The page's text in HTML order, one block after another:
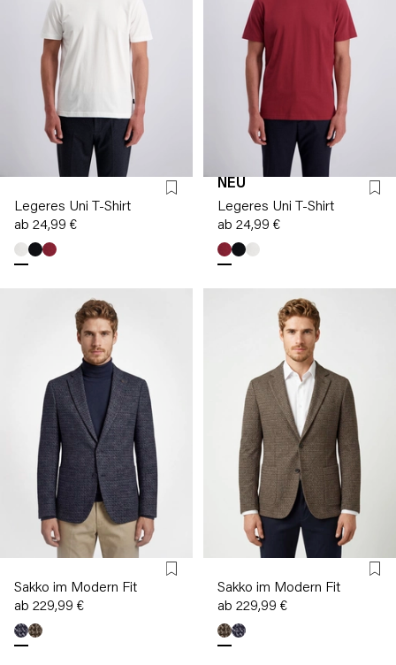
Legeres Uni T-Shirt
ab 24,99 €
NEU
Legeres Uni T-Shirt
ab 24,99 €
Sakko im Modern Fit
ab 229,99 €
Sakko im Modern Fit
ab 229,99 €